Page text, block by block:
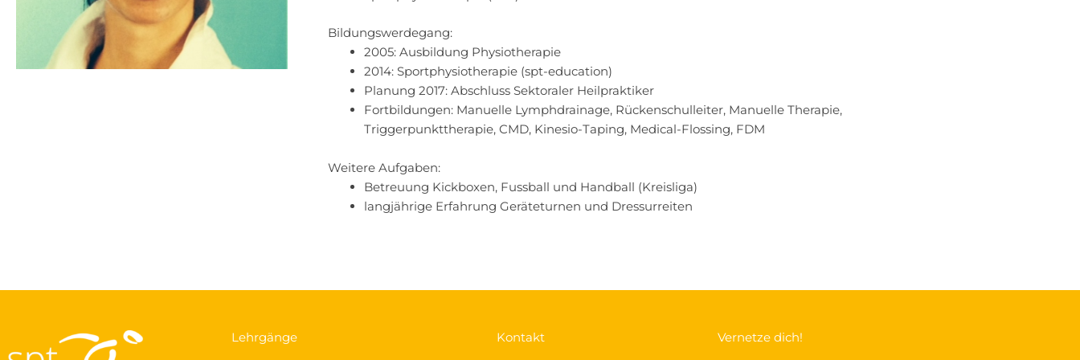
Bildungswerdegang:
2005: Ausbildung Physiotherapie
2014: Sportphysiotherapie (spt-education)
Planung 2017: Abschluss Sektoraler Heilpraktiker
Fortbildungen: Manuelle Lymphdrainage, Rückenschulleiter, Manuelle Therapie,
Triggerpunkttherapie, CMD, Kinesio-Taping, Medical-Flossing, FDM
Weitere Aufgaben:
Betreuung Kickboxen, Fussball und Handball (Kreisliga)
langjährige Erfahrung Geräteturnen und Dressurreiten
Lehrgänge Kontakt Vernetze dich!